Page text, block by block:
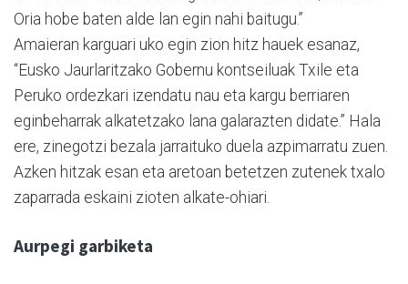
Oria hobe baten alde lan egin nahi baitugu.”
Amaieran karguari uko egin zion hitz hauek esanaz,
“Eusko Jaurlaritzako Gobernu kontseiluak Txile eta
Peruko ordezkari izendatu nau eta kargu berriaren
eginbeharrak alkatetzako lana galarazten didate.” Hala
ere, zinegotzi bezala jarraituko duela azpimarratu zuen.
Azken hitzak esan eta aretoan betetzen zutenek txalo
zaparrada eskaini zioten alkate-ohiari.
Aurpegi garbiketa